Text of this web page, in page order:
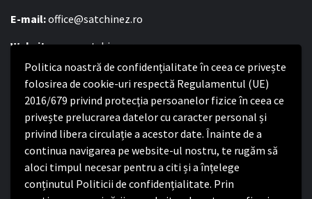
Politica noastră de confidențialitate în ceea ce privește
folosirea de cookie-uri respectă Regulamentul (UE)
2016/679 privind protecția persoanelor fizice în ceea ce
privește prelucrarea datelor cu caracter personal și
privind libera circulație a acestor date. Înainte de a
continua navigarea pe website-ul nostru, te rugăm să
aloci timpul necesar pentru a citi și a înțelege
conținutul Politicii de confidențialitate. Prin
E-mail:office@satchinez.ro
Website:www.satchinez.ro
Program cu publicul:
Luni – Joi:8:00-16:30
Vineri:8:00 – 14:00
Politica de confidențialitate
Politica de confidențialitate